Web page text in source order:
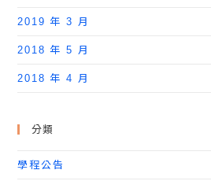
2019 年 3 月
2018 年 5 月
2018 年 4 月
分類
學程公告